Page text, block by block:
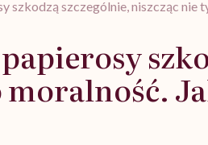
szkodzą szczególnie, niszcząc